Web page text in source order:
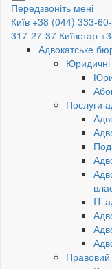
Передзвоніть мені
Київ +38 (044) 333-
317-27-37 Київстар
Адвокатське
Юридичні
Послуги
IT
Правовий